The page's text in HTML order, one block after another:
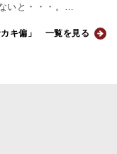
いと・・・。
カキ偏」 一覧を見る